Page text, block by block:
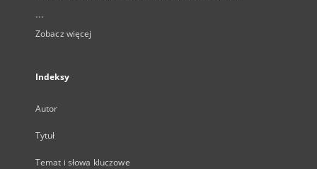
...
Zobacz więcej
Indeksy
Autor
Tytuł
Temat i słowa kluczowe